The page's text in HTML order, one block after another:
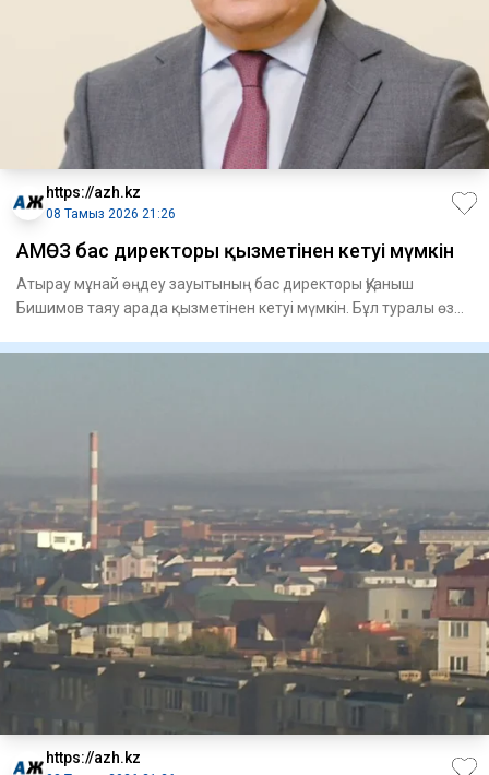
https://azh.kz
08 Тамыз 2026 21:26
АМӨЗ бас директоры қызметінен кетуі мүмкін
Атырау мұнай өңдеу зауытының бас директоры Қуаныш
Бишимов таяу арада қызметінен кетуі мүмкін. Бұл туралы өз
https://azh.kz